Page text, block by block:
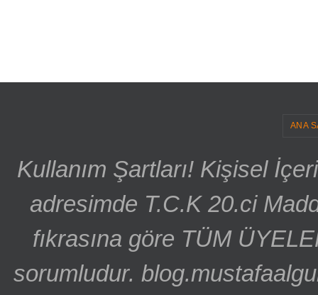
ANA
Kullanım Şartları! Kişisel
adresimde T.C.K 20.ci
fıkrasına göre TÜM
sorumludur.